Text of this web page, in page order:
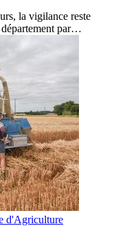
la vigilance reste
par…
d'Agriculture